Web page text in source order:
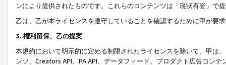
ンにより提供されたものです。これらのコンテンツは「現状有姿」で
乙は、乙が本ライセンスを遵守していることを確認するために甲が要
3. 権利留保、乙の提案
本規約において明示的に定める制限されたライセンスを除いて、甲は
ンツ、Creators API、PA API、データフィード、プロダクト広告コン